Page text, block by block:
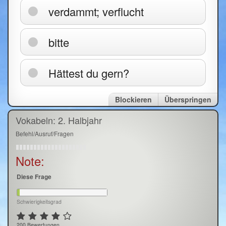
verdammt; verflucht
bitte
Hättest du gern?
Überspringen
Blockieren
Vokabeln: 2. Halbjahr
Befehl/Ausruf/Fragen
Note:
Diese Frage
Schwierigkeitsgrad